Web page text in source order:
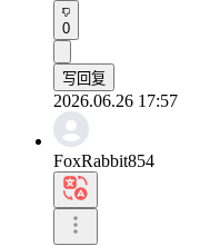
0
写回复
2026.06.26 17:57
FoxRabbit854